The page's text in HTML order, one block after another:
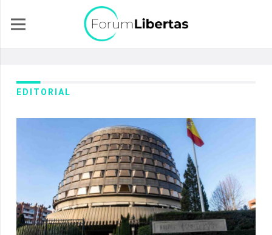
EDITORIAL